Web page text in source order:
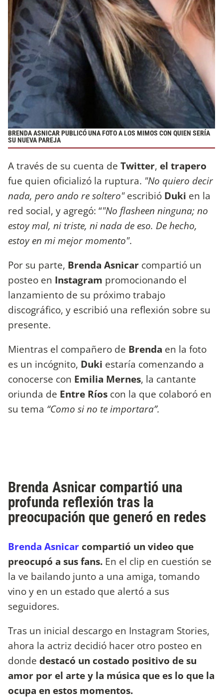
BRENDA ASNICAR PUBLICÓ UNA FOTO A LOS MIMOS CON QUIEN SERÍA
SU NUEVA PAREJA
A través de su cuenta de Twitter, el trapero
fue quien oficializó la ruptura. "No quiero decir
nada, pero ando re soltero"escribió Duki en la
red social, y agregó: “"No flasheen ninguna; no
estoy mal, ni triste, ni nada de eso. De hecho,
estoy en mi mejor momento".
Por su parte, Brenda Asnicar compartió un
posteo en Instagram promocionando el
lanzamiento de su próximo trabajo
discográfico, y escribió una reflexión sobre su
presente.
Mientras el compañero de Brenda en la foto
es un incógnito, Duki estaría comenzando a
conocerse con Emilia Mernes, la cantante
oriunda de Entre Ríos con la que colaboró en
su tema “Como si no te importara”.
Brenda Asnicar compartió una
profunda reflexión tras la
preocupación que generó en redes
Brenda Asnicar compartió un video que
preocupó a sus fans. En el clip en cuestión se
la ve bailando junto a una amiga, tomando
vino y en un estado que alertó a sus
seguidores.
Tras un inicial descargo en Instagram Stories,
ahora la actriz decidió hacer otro posteo en
donde destacó un costado positivo de su
amor por el arte y la música que es lo que la
ocupa en estos momentos.